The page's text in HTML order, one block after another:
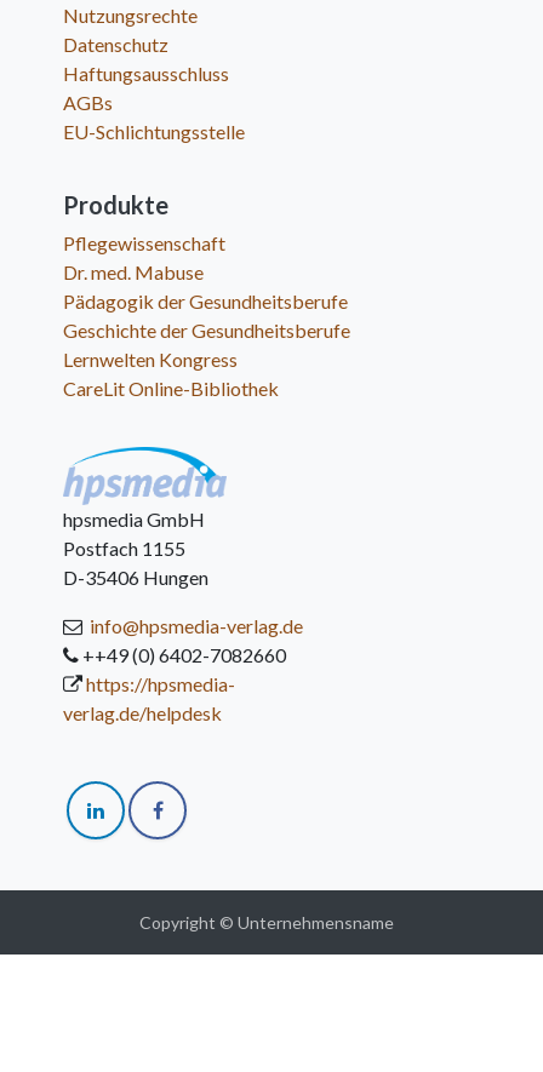
Nutzungsrechte
Datenschutz
Haftungsausschluss
AGBs
EU-Schlichtungsstelle
Produkte
Pflegewissenschaft
Dr. med. Mabuse
Pädagogik der Gesundheitsberufe
Geschichte der Gesundheitsberufe
Lernwelten Kongress
CareLit Online-Bibliothek
hpsmedia GmbH
Postfach 1155
D-35406 Hungen
info@hpsmedia-verlag.de
++49 (0) 6402-7082660
https://hpsmedia-
verlag.de/helpdesk
Copyright © Unternehmensname